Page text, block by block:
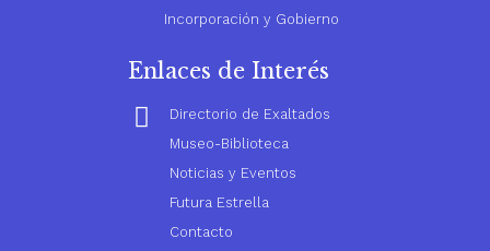
Incorporación y Gobierno
Enlaces de Interés
Directorio de Exaltados
Museo-Biblioteca
Noticias y Eventos
Futura Estrella
Contacto